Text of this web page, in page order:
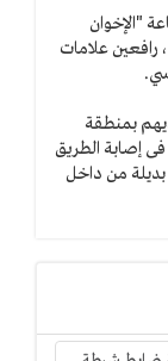
"الإخوان
رافعين علامات
بمنطقة
إصابة الطريق
من داخل